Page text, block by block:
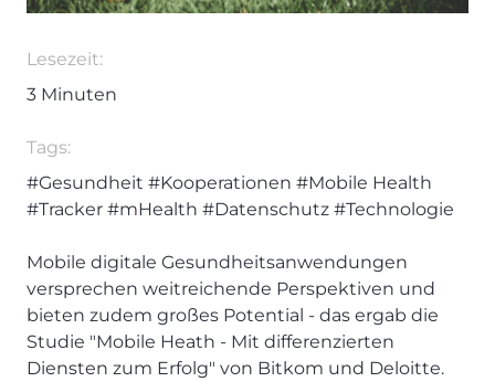
Lesezeit:
3 Minuten
Tags:
#Gesundheit #Kooperationen #Mobile Health
#Tracker #mHealth #Datenschutz #Technologie
Mobile digitale Gesundheitsanwendungen
versprechen weitreichende Perspektiven und
bieten zudem großes Potential - das ergab die
Studie "Mobile Heath - Mit differenzierten
Diensten zum Erfolg" von Bitkom und Deloitte.